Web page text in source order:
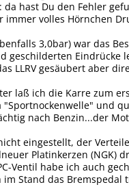
da hast Du den Fehler
volles Hörnchen
3,0bar) war das
geschilderten Eindrücke
LLRV gesäubert aber
laß ich die Karre zum
"Sportnockenwelle" und
nach Benzin...der
eingestellt, der
Platinkerzen (NGK)
Ventil habe ich auch
Stand das Bremspedal